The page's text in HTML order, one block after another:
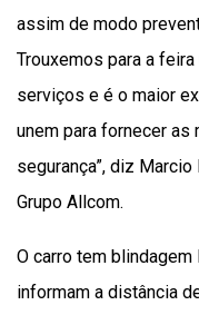
assim de modo
Trouxemos para a
serviços e é o maior
unem para fornecer
segurança”, diz
Grupo Allcom.
O carro tem
informam a distância